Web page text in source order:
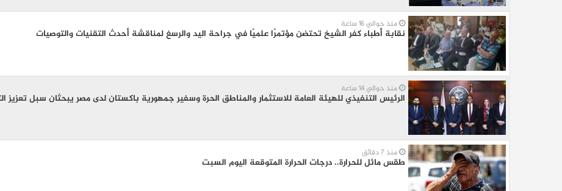
منذ حوالي 16 ساعة
نقابة أطباء كفر الشيخ تحتضن مؤتمرًا علميًا في جراحة اليد والرسغ لمناقشة أحدث التقنيات والتوصيات
منذ حوالي 14 ساعة
الرئيس التنفيذي للهيئة العامة للاستثمار والمناطق الحرة وسفير جمهورية باكستان لدى مصر يبحثان سبل تعزيز
منذ 7 دقائق
طقس مائل للحرارة.. درجات الحرارة المتوقعة اليوم السبت